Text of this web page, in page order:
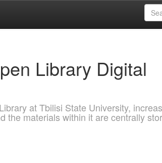
Library Digital
at Tbilisi State University,
the materials within it are centrally